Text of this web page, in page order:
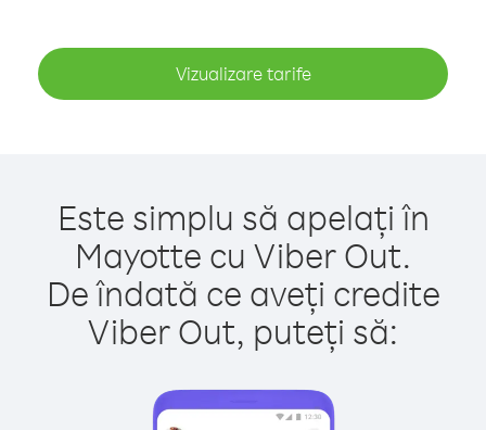
Vizualizare tarife
Este simplu să apelați în
Mayotte cu Viber Out.
De îndată ce aveți credite
Viber Out, puteți să: